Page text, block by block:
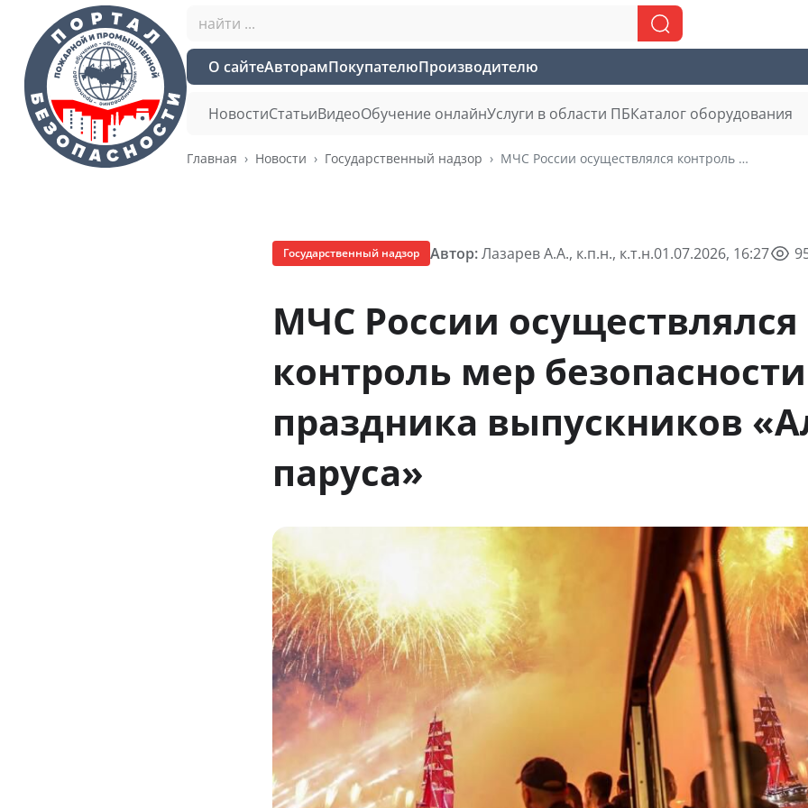
О сайтеАвторамПокупателюПроизводителю
НовостиСтатьиВидеоОбучение онлайнУслуги в области ПБКаталог оборудования
Главная Новости Государственный надзор МЧС России осуществлялся контроль мер безопасности праздника выпускников «Алые паруса»
Государственный надзор Автор:Лазарев А.А., к.п.н., к.т.н.01.07.2026, 16:27
МЧС России осуществлялся
контроль мер безопасности
праздника выпускников
паруса»